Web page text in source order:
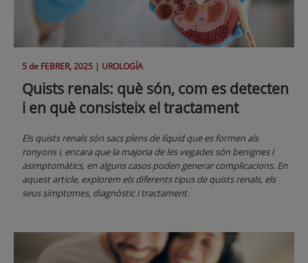
5 de FEBRER, 2025 | UROLOGÍA
Quists renals: què són, com es detecten
i en què consisteix el tractament
Els quists renals són sacs plens de líquid que es formen als
ronyons i, encara que la majoria de les vegades són benignes i
asimptomàtics, en alguns casos poden generar complicacions. En
aquest article, explorem els diferents tipus de quists renals, els
seus símptomes, diagnòstic i tractament.